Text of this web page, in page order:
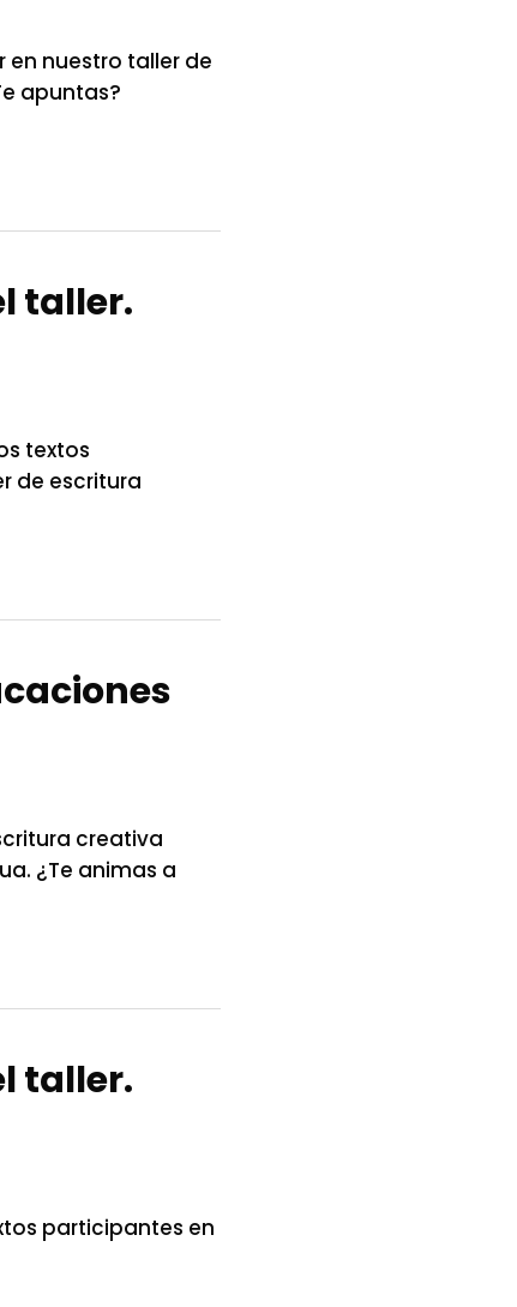
nuestro taller de
apuntas?
taller.
textos
de escritura
creativa
¿Te animas a
taller.
participantes en